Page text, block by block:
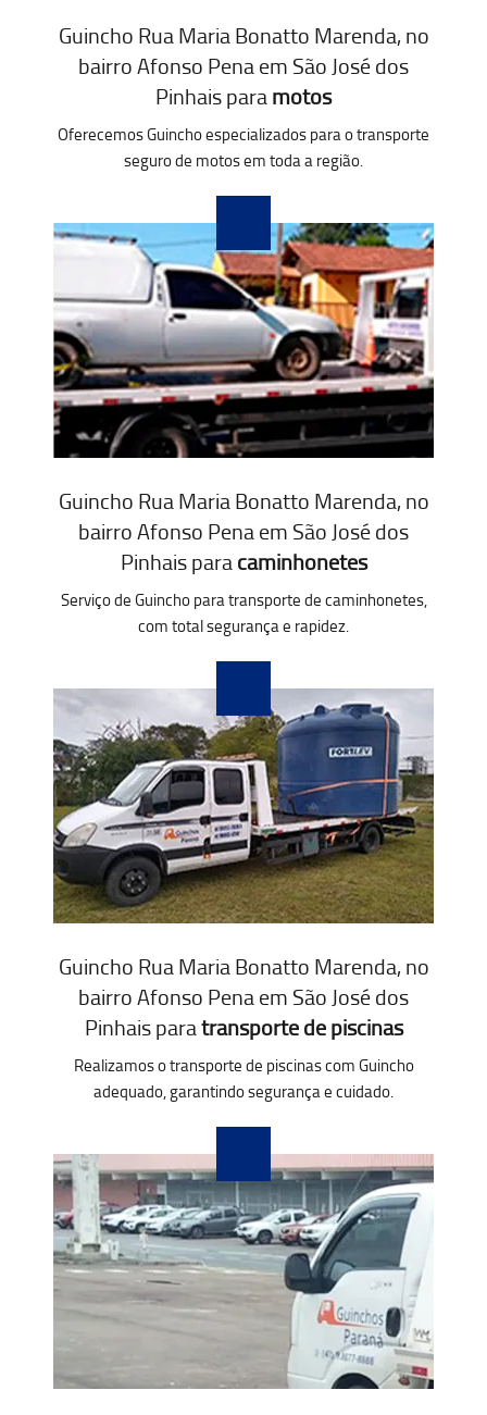
Guincho Rua Maria Bonatto Marenda, no
bairro Afonso Pena em São José dos
Pinhais paramotos
Oferecemos Guincho especializados para o transporte
seguro de motos em toda a região.
Guincho Rua Maria Bonatto Marenda, no
bairro Afonso Pena em São José dos
Pinhais paracaminhonetes
Serviço de Guincho para transporte de caminhonetes,
com total segurança e rapidez.
Guincho Rua Maria Bonatto Marenda, no
bairro Afonso Pena em São José dos
Pinhais paratransporte de piscinas
Realizamos o transporte de piscinas com Guincho
adequado, garantindo segurança e cuidado.